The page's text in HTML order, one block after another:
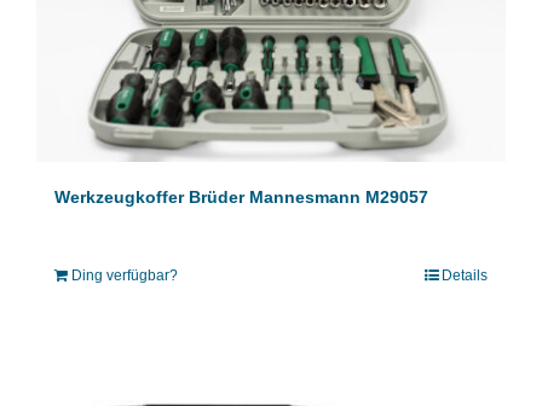
Werkzeugkoffer Brüder Mannesmann M29057
Ding verfügbar? Details